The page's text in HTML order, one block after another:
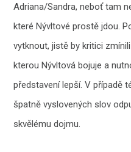
Adriana/Sandra, neboť tam
které Nývltové prostě jdou.
vytknout, jistě by kritici
kterou Nývltová bojuje a
představení lepší. V případě
špatně vyslovených slov
skvělému dojmu.